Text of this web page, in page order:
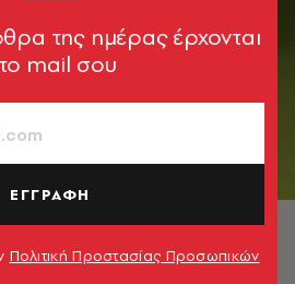
της ημέρας έρχονται
mail σου
ΕΓΓΡΑΦΗ
Πολιτική Προστασίας Προσωπικών